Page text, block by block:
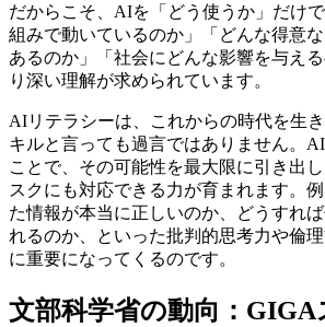
だからこそ、AIを「どう使うか」だけ
組みで動いているのか」「どんな得意
あるのか」「社会にどんな影響を与え
り深い理解が求められています。
AIリテラシーは、これからの時代を生
キルと言っても過言ではありません。
ことで、その可能性を最大限に引き出
スクにも対応できる力が育まれます。
た情報が本当に正しいのか、どうすれ
れるのか、といった批判的思考力や倫
に重要になってくるのです。
文部科学省の動向：GIGA